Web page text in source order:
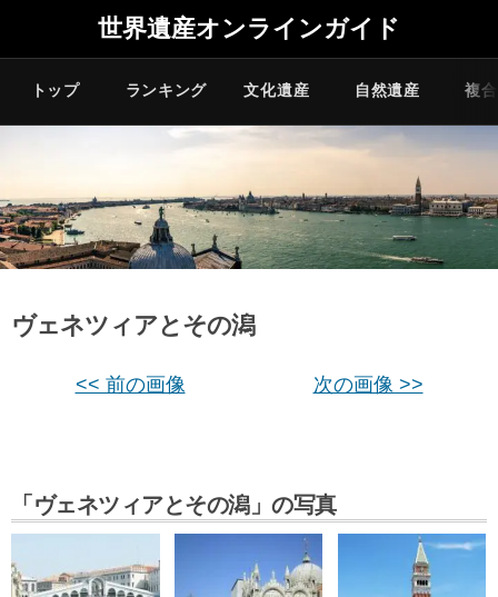
世界遺産オンラインガイド
トップ ランキング 文化遺産 自然遺産 複
ヴェネツィアとその潟
<< 前の画像 次の画像 >>
「ヴェネツィアとその潟」の写真